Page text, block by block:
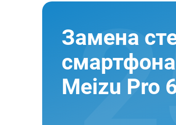
Замена
смартфона
Meizu Pro